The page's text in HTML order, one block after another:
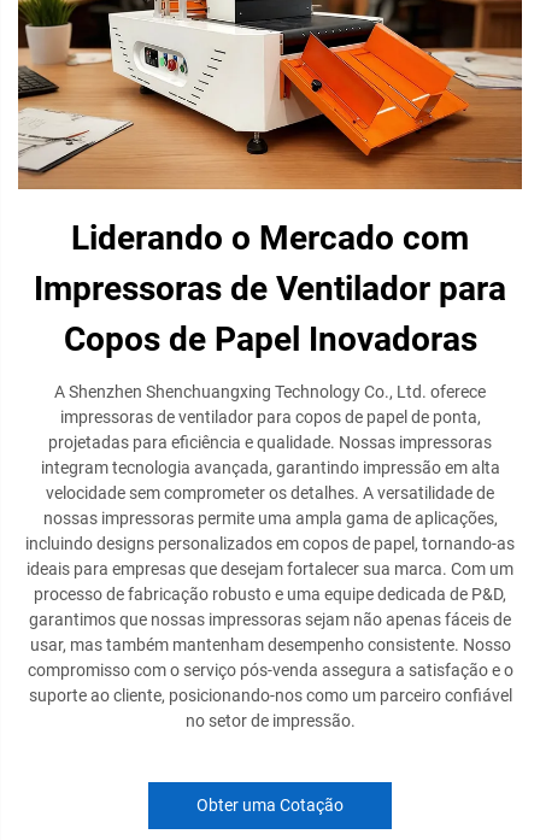
Liderando o Mercado com
Impressoras de Ventilador para
Copos de Papel Inovadoras
A Shenzhen Shenchuangxing Technology Co., Ltd. oferece
impressoras de ventilador para copos de papel de ponta,
projetadas para eficiência e qualidade. Nossas impressoras
integram tecnologia avançada, garantindo impressão em alta
velocidade sem comprometer os detalhes. A versatilidade de
nossas impressoras permite uma ampla gama de aplicações,
incluindo designs personalizados em copos de papel, tornando-as
ideais para empresas que desejam fortalecer sua marca. Com um
processo de fabricação robusto e uma equipe dedicada de P&D,
garantimos que nossas impressoras sejam não apenas fáceis de
usar, mas também mantenham desempenho consistente. Nosso
compromisso com o serviço pós-venda assegura a satisfação e o
suporte ao cliente, posicionando-nos como um parceiro confiável
no setor de impressão.
Obter uma Cotação